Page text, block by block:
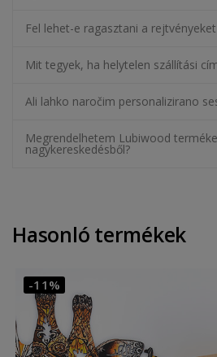
Fel lehet-e ragasztani a
Mit tegyek, ha helytelen szállítási
Ali lahko naročim personalizirano
Megrendelhetem Lubiwood
nagykereskedésből?
Hasonló termékek
-11%